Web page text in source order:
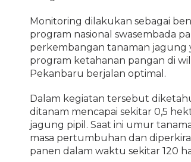
t
i
b
m
a
l
s
e
k
Monitoring dilakukan sebagai
program nasional swasembada
perkembangan tanaman jagung
program ketahanan pangan di
Pekanbaru berjalan optimal.
Dalam kegiatan tersebut
ditanam mencapai sekitar 0,5
jagung pipil. Saat ini umur
masa pertumbuhan dan
panen dalam waktu sekitar 120